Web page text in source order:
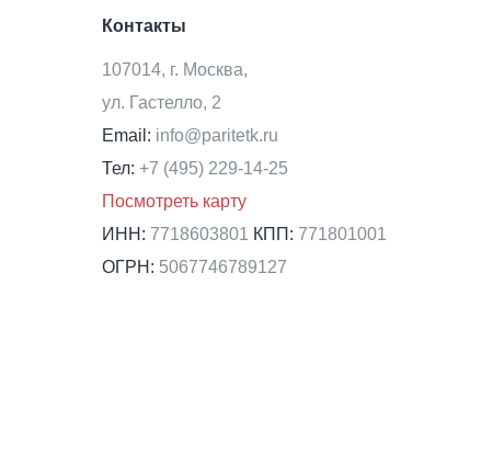
Контакты
107014, г. Москва,
ул. Гастелло, 2
Email: info@paritetk.ru
Тел: +7 (495) 229-14-25
Посмотреть карту
ИНН: 7718603801 КПП: 771801001
ОГРН: 5067746789127